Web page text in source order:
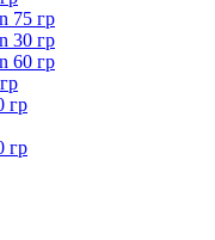
75 гр
30 гр
60 гр
гр
гр